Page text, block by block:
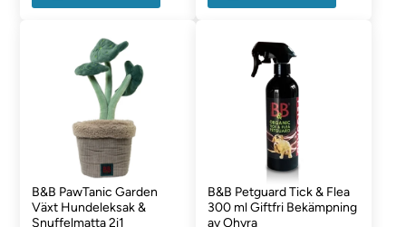
B&B PawTanic Garden
Växt Hundeleksak &
Snuffelmatta 2i1
B&B Petguard Tick & Flea
300 ml Giftfri Bekämpning
av Ohyra